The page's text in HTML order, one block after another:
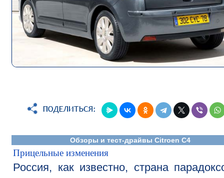
Обзоры и тест-драйвы Citroen C4
Прицельные изменения
Россия, как известно, страна